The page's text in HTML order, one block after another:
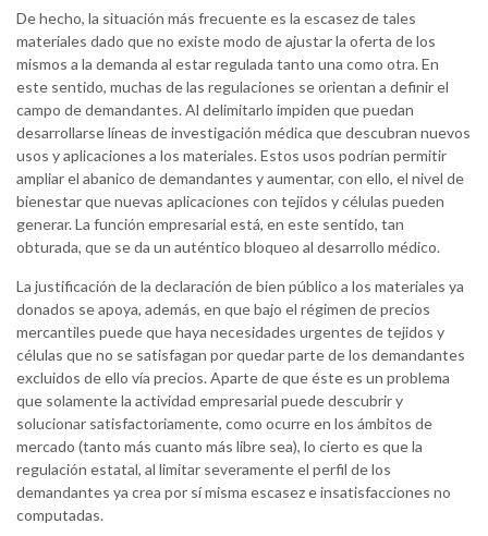
De hecho, la situación más frecuente es la escasez de tales
materiales dado que no existe modo de ajustar la oferta de los
mismos a la demanda al estar regulada tanto una como otra. En
este sentido, muchas de las regulaciones se orientan a definir el
campo de demandantes. Al delimitarlo impiden que puedan
desarrollarse líneas de investigación médica que descubran nuevos
usos y aplicaciones a los materiales. Estos usos podrían permitir
ampliar el abanico de demandantes y aumentar, con ello, el nivel de
bienestar que nuevas aplicaciones con tejidos y células pueden
generar. La función empresarial está, en este sentido, tan
obturada, que se da un auténtico bloqueo al desarrollo médico.
La justificación de la declaración de bien público a los materiales ya
donados se apoya, además, en que bajo el régimen de precios
mercantiles puede que haya necesidades urgentes de tejidos y
células que no se satisfagan por quedar parte de los demandantes
excluidos de ello vía precios. Aparte de que éste es un problema
que solamente la actividad empresarial puede descubrir y
solucionar satisfactoriamente, como ocurre en los ámbitos de
mercado (tanto más cuanto más libre sea), lo cierto es que la
regulación estatal, al limitar severamente el perfil de los
demandantes ya crea por sí misma escasez e insatisfacciones no
computadas.